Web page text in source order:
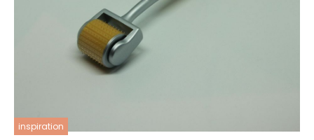
inspiration